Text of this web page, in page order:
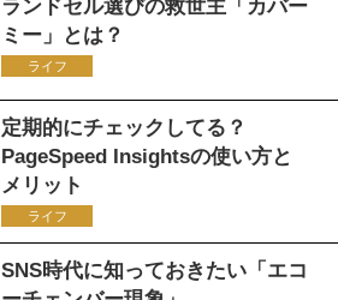
ランドセル選びの救世主「カバー
ミー」とは？
ライフ
定期的にチェックしてる？
PageSpeed Insightsの使い方と
メリット
ライフ
SNS時代に知っておきたい「エコ